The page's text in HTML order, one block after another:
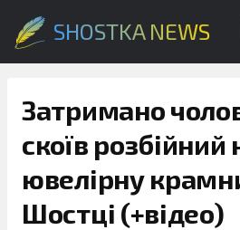
SHOSTKA NEWS
Затримано
скоїв розбійний
ювелірну
Шостці (+відео)